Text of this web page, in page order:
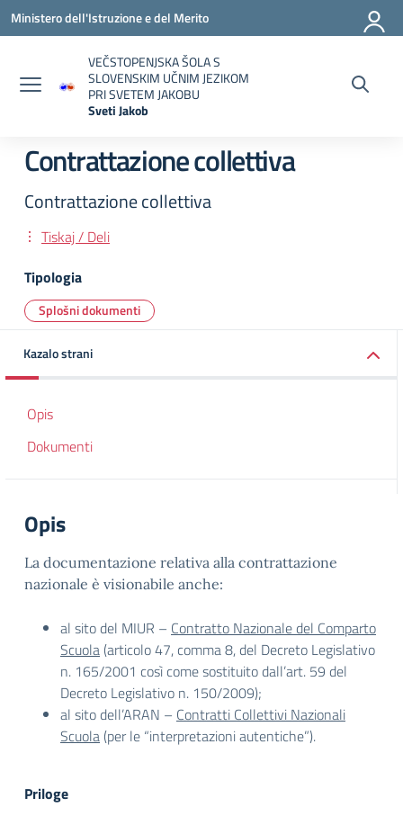
Vai ai contenuti
Vai al menu di navigazione
Vai al footer
Ministero dell'Istruzione e del Merito
VEČSTOPENJSKA ŠOLA S
SLOVENSKIM UČNIM JEZIKOM
PRI SVETEM JAKOBU
Sveti Jakob
Contrattazione collettiva
Contrattazione collettiva
Tiskaj / Deli
Tipologia
Splošni dokumenti
Kazalo strani
Opis
Dokumenti
Opis
La documentazione relativa alla contrattazione
nazionale è visionabile anche:
al sito del MIUR – Contratto Nazionale del Comparto
Scuola (articolo 47, comma 8, del Decreto Legislativo
n. 165/2001 così come sostituito dall’art. 59 del
Decreto Legislativo n. 150/2009);
al sito dell’ARAN – Contratti Collettivi Nazionali
Scuola (per le “interpretazioni autentiche”).
Priloge